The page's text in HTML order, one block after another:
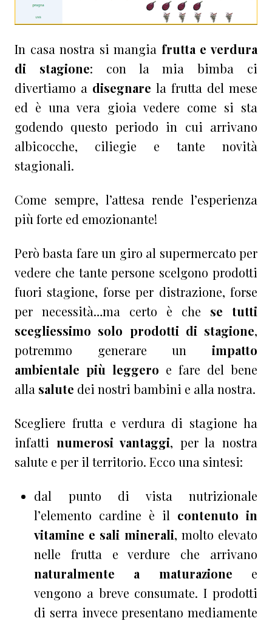
In casa nostra si mangia frutta e verdura
di stagione: con la mia bimba ci
divertiamo a disegnare la frutta del mese
ed è una vera gioia vedere come si sta
godendo questo periodo in cui arrivano
albicocche, ciliegie e tante novità
stagionali.
Come sempre, l’attesa rende l’esperienza
più forte ed emozionante!
Però basta fare un giro al supermercato per
vedere che tante persone scelgono prodotti
fuori stagione, forse per distrazione, forse
per necessità…ma certo è che se tutti
scegliessimo solo prodotti di stagione,
potremmo generare un impatto
ambientale più leggero e fare del bene
alla salute dei nostri bambini e alla nostra.
Scegliere frutta e verdura di stagione ha
infatti numerosi vantaggi, per la nostra
salute e per il territorio. Ecco una sintesi:
dal punto di vista nutrizionale
l’elemento cardine è il contenuto in
vitamine e sali minerali, molto elevato
nelle frutta e verdure che arrivano
naturalmente a maturazione e
vengono a breve consumate. I prodotti
di serra invece presentano mediamente